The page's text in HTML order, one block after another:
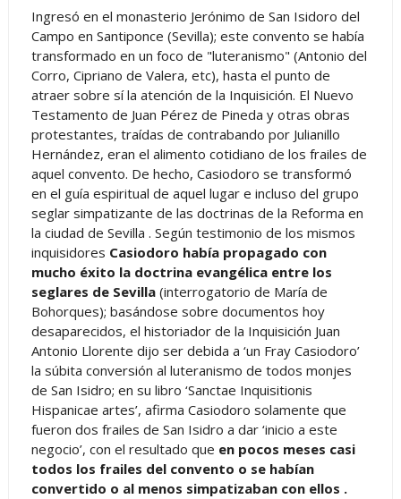
Ingresó en el monasterio Jerónimo de San Isidoro del
Campo en Santiponce (Sevilla); este convento se había
transformado en un foco de "luteranismo" (Antonio del
Corro, Cipriano de Valera, etc), hasta el punto de
atraer sobre sí la atención de la Inquisición. El Nuevo
Testamento de Juan Pérez de Pineda y otras obras
protestantes, traídas de contrabando por Julianillo
Hernández, eran el alimento cotidiano de los frailes de
aquel convento. De hecho, Casiodoro se transformó
en el guía espiritual de aquel lugar e incluso del grupo
seglar simpatizante de las doctrinas de la Reforma en
la ciudad de Sevilla . Según testimonio de los mismos
inquisidores Casiodoro había propagado con
mucho éxito la doctrina evangélica entre los
seglares de Sevilla (interrogatorio de María de
Bohorques); basándose sobre documentos hoy
desaparecidos, el historiador de la Inquisición Juan
Antonio Llorente dijo ser debida a ‘un Fray Casiodoro’
la súbita conversión al luteranismo de todos monjes
de San Isidro; en su libro ‘Sanctae Inquisitionis
Hispanicae artes’, afirma Casiodoro solamente que
fueron dos frailes de San Isidro a dar ‘inicio a este
negocio’, con el resultado que en pocos meses casi
todos los frailes del convento o se habían
convertido o al menos simpatizaban con ellos .